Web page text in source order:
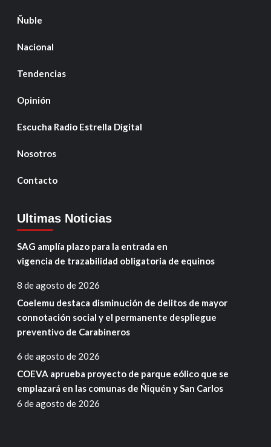
Ñuble
Nacional
Tendencias
Opinión
Escucha Radio Estrella Digital
Nosotros
Contacto
Ultimas Noticias
SAG amplía plazo para la entrada en
vigencia de trazabilidad obligatoria de equinos
8 de agosto de 2026
Coelemu destaca disminución de delitos de mayor
connotación social y el permanente despliegue
preventivo de Carabineros
6 de agosto de 2026
COEVA aprueba proyecto de parque eólico que se
emplazará en las comunas de Ñiquén y San Carlos
6 de agosto de 2026